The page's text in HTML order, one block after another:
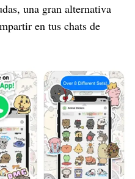
una gran alternativa
en tus chats de